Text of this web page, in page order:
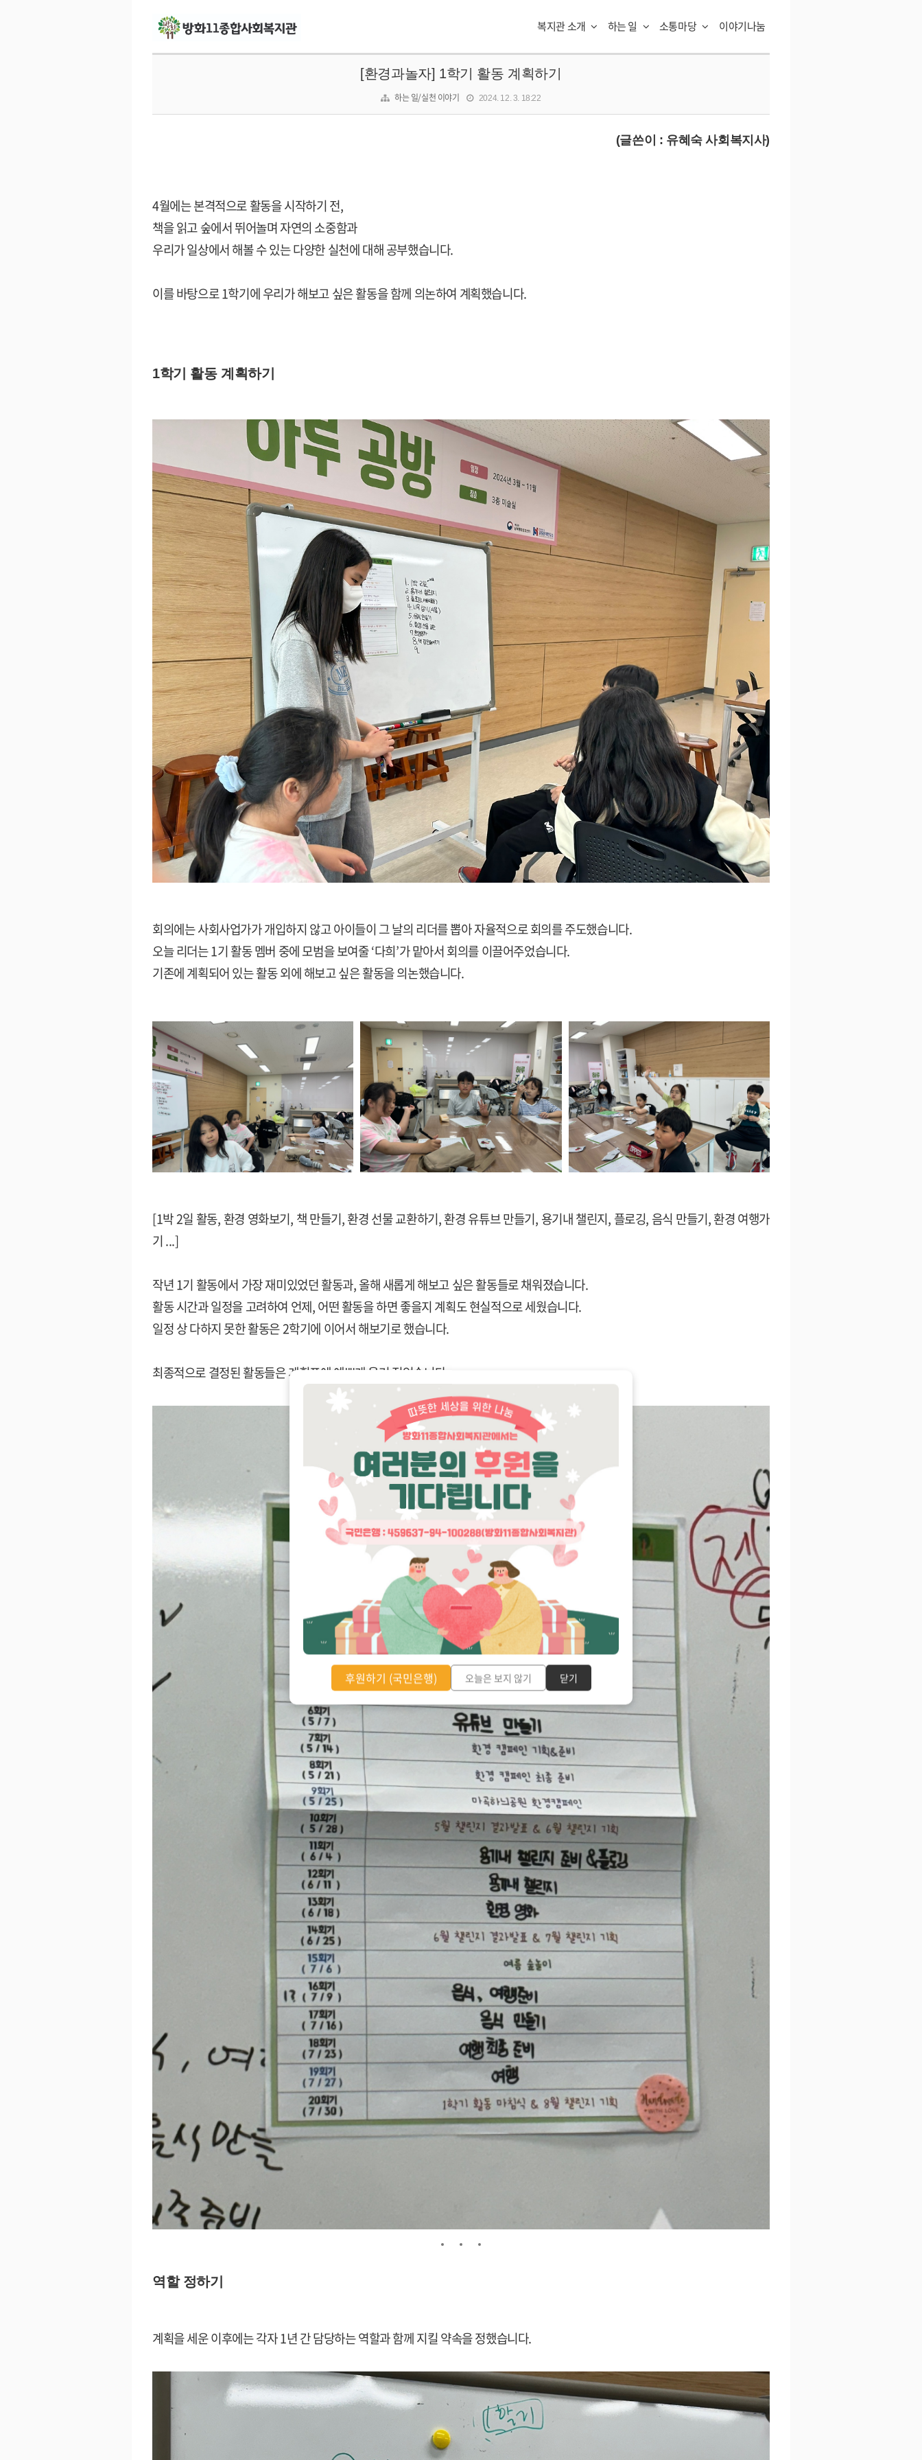
복지관 소개 하는 일 소통마당 이야기나눔
[환경과놀자] 1학기 활동 계획하기
하는 일/실천 이야기 2024. 12. 3. 18:22
(글쓴이 : 유혜숙 사회복지사)
4월에는 본격적으로 활동을 시작하기 전,
책을 읽고숲에서 뛰어놀며 자연의 소중함과
우리가 일상에서 해볼 수 있는다양한 실천에 대해 공부했습니다.
이를 바탕으로1학기에 우리가 해보고 싶은 활동을 함께 의논하여 계획했습니다.
1학기 활동 계획하기
회의에는 사회사업가가 개입하지 않고 아이들이 그 날의 리더를 뽑아 자율적으로 회의를 주도했습니다.
오늘 리더는1기 활동 멤버 중에 모범을 보여줄‘다희’가 맡아서 회의를 이끌어주었습니다.
기존에 계획되어 있는 활동 외에 해보고 싶은 활동을 의논했습니다.
[1박2일 활동, 환경 영화보기, 책 만들기,환경 선물 교환하기,환경 유튜브 만들기, 용기내 챌린지, 플로깅, 음식 만들기,환경 여행가
기 ...]
작년1기 활동에서 가장 재미있었던 활동과,올해 새롭게 해보고 싶은 활동들로 채워졌습니다.
활동 시간과 일정을 고려하여 언제,어떤 활동을 하면 좋을지 계획도 현실적으로 세웠습니다.
일정 상 다하지 못한 활동은2학기에 이어서 해보기로 했습니다.
최종적으로 결정된 활동들은 계획표에 예쁘게 옮겨 적었습니다.
역할 정하기
계획을 세운 이후에는 각자1년 간 담당하는 역할과 함께 지킬 약속을 정했습니다.
후원하기 (국민은행) 오늘은 보지 않기 닫기